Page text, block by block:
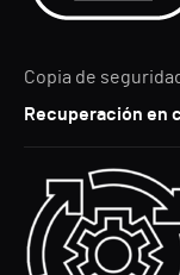
Copia de
Recuperación en